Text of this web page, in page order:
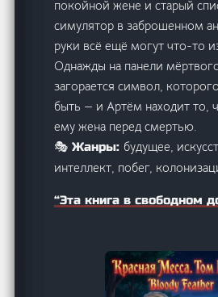
покойной жене и старый
симулятор в заброшенном
руки всё ещё могут что-то
Однажды на панели
загорается символ,
быть — и Артём находит то,
ему жена перед смертью.
🎭 Жанры:будущее,
интеллект, побег,
“Эта книга в свободном